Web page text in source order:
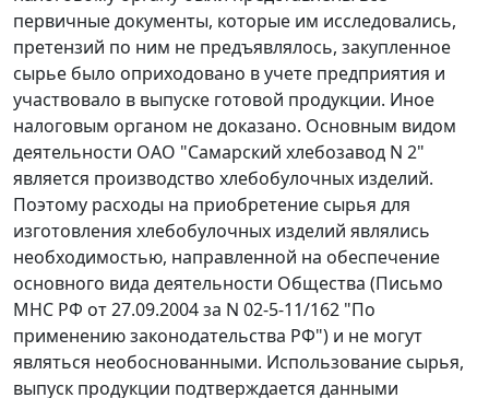
первичные документы, которые им исследовались,
претензий по ним не предъявлялось, закупленное
сырье было оприходовано в учете предприятия и
участвовало в выпуске готовой продукции. Иное
налоговым органом не доказано. Основным видом
деятельности ОАО "Самарский хлебозавод N 2"
является производство хлебобулочных изделий.
Поэтому расходы на приобретение сырья для
изготовления хлебобулочных изделий являлись
необходимостью, направленной на обеспечение
основного вида деятельности Общества (Письмо
МНС РФ от 27.09.2004 за N 02-5-11/162 "По
применению законодательства РФ") и не могут
являться необоснованными. Использование сырья,
выпуск продукции подтверждается данными